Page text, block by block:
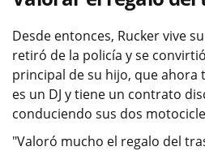
Desde entonces, Rucker vive
retiró de la policía y se
principal de su hijo, que ahora
es un DJ y tiene un contrato
conduciendo sus dos
"Valoró mucho el regalo del